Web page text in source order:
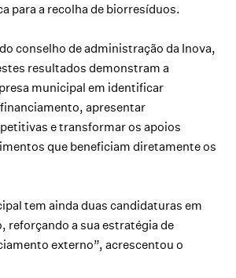
para a recolha de biorresíduos.
conselho de administração da Inova,
resultados demonstram a
municipal em identificar
apresentar
e transformar os apoios
que beneficiam diretamente os
tem ainda duas candidaturas em
reforçando a sua estratégia de
externo”, acrescentou o